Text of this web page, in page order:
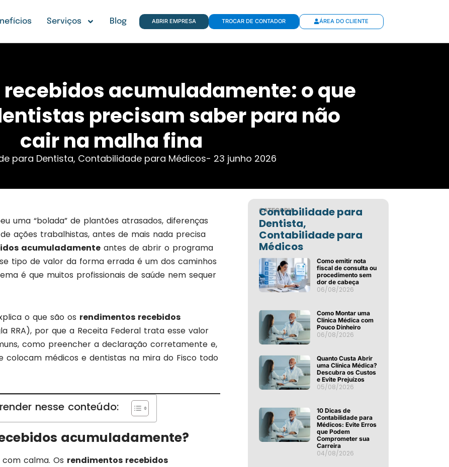
Serviços Blog ABRIR EMPRESA TROCAR DE CONTADOR ÁREA DO CLIENTE
acumuladamente: o que
precisam saber para não
cair na malha fina
para Dentista, Contabilidade para Médicos- 23 junho 2026
uma “bolada” de plantões atrasados, diferenças
ações trabalhistas, antes de mais nada precisa
acumuladamente antes de abrir o programa
tipo de valor da forma errada é um dos caminhos
é que muitos profissionais de saúde nem sequer
o que são os rendimentos recebidos
RRA), por que a Receita Federal trata esse valor
como preencher a declaração corretamente e,
colocam médicos e dentistas na mira do Fisco todo
nesse conteúdo:
acumuladamente?
calma. Os rendimentos recebidos
CATEGORIA
Contabilidade para
Dentista,
Contabilidade para
Médicos
Como emitir nota
fiscal de consulta ou
procedimento sem
dor de cabeça
06/08/2026
Como Montar uma
Clínica Médica com
Pouco Dinheiro
06/08/2026
Quanto Custa Abrir
uma Clínica Médica?
Descubra os Custos
e Evite Prejuízos
05/08/2026
10 Dicas de
Contabilidade para
Médicos: Evite Erros
que Podem
Comprometer sua
Carreira
04/08/2026